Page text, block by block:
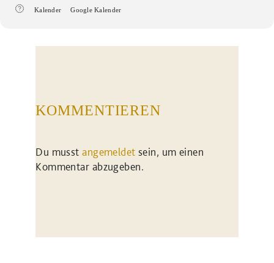
Kalender Google Kalender
KOMMENTIEREN
Du musstangemeldet sein, um einen
Kommentar abzugeben.